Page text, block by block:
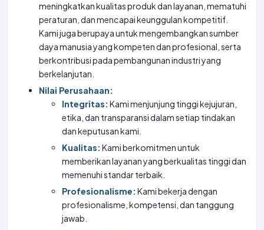
meningkatkan kualitas produk dan layanan, mematuhi
peraturan, dan mencapai keunggulan kompetitif.
Kami juga berupaya untuk mengembangkan sumber
daya manusia yang kompeten dan profesional, serta
berkontribusi pada pembangunan industri yang
berkelanjutan.
Nilai Perusahaan:
Integritas: Kami menjunjung tinggi kejujuran,
etika, dan transparansi dalam setiap tindakan
dan keputusan kami.
Kualitas: Kami berkomitmen untuk
memberikan layanan yang berkualitas tinggi dan
memenuhi standar terbaik.
Profesionalisme: Kami bekerja dengan
profesionalisme, kompetensi, dan tanggung
jawab.